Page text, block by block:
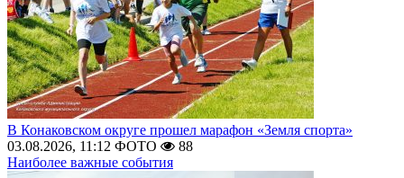
В Конаковском округе прошел марафон «Земля спорта»
03.08.2026, 11:12 ФОТО
88
Наиболее важные события